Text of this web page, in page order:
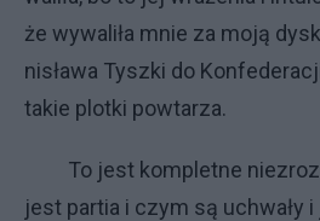
że wy­wa­li­ła mnie za mo­ją
ni­sła­wa Tysz­ki do
ta­kie plot­ki po­wta­rza.
To je­st kom­plet­ne
je­st par­tia i czym są uchwa­ły